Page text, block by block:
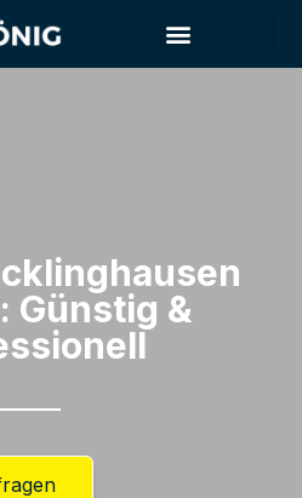
Günstig &